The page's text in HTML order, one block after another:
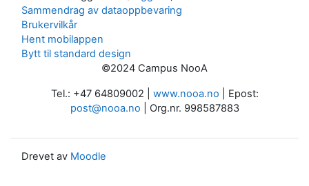
Sammendrag av dataoppbevaring
Brukervilkår
Hent mobilappen
Bytt til standard design
©2024 Campus NooA
Tel.: +47 64809002 | www.nooa.no | Epost:
post@nooa.no | Org.nr. 998587883
Drevet av Moodle